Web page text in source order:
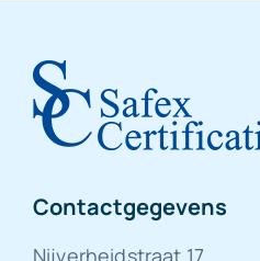
Contactgegevens